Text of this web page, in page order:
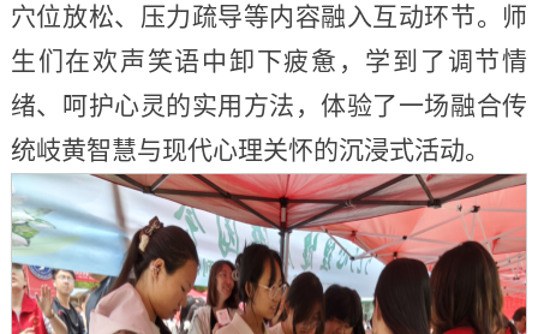
穴位放松、压力疏导等内容融入互动环节。师
生们在欢声笑语中卸下疲惫，学到了调节情
绪、呵护心灵的实用方法，体验了一场融合传
统岐黄智慧与现代心理关怀的沉浸式活动。